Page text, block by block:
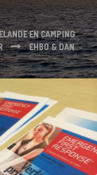
EN CAMPING
EHBO & DAN